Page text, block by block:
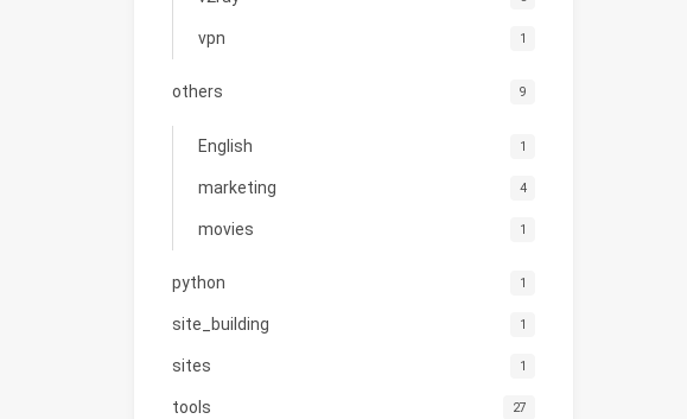
vpn 1
others 9
English 1
marketing 4
movies 1
python 1
site_building 1
sites 1
tools 27